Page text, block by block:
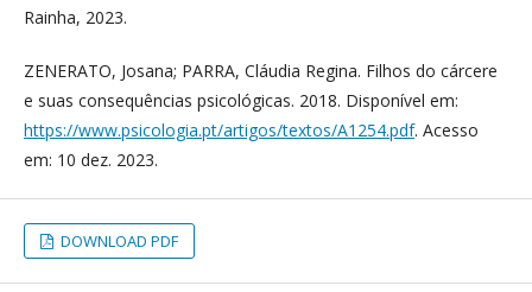
Rainha, 2023.
ZENERATO, Josana; PARRA, Cláudia Regina. Filhos do cárcere
e suas consequências psicológicas. 2018. Disponível em:
https://www.psicologia.pt/artigos/textos/A1254.pdf. Acesso
em: 10 dez. 2023.
DOWNLOAD PDF